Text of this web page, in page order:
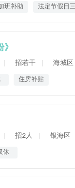
班补助 法定节假日
招若干 海城区
住房补贴
招2人 银海区
休